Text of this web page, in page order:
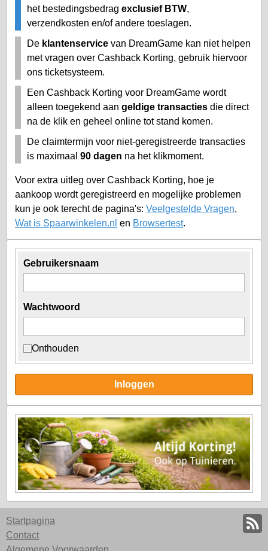
Gebruikersnaam
Wachtwoord
Onthouden
Inloggen
het bestedingsbedrag exclusief BTW,
verzendkosten en/of andere toeslagen.
De klantenservice van DreamGame kan niet helpen
met vragen over Cashback Korting, gebruik hiervoor
ons ticketsysteem.
Een Cashback Korting voor DreamGame wordt
alleen toegekend aan geldige transacties die direct
na de klik en geheel online tot stand komen.
De claimtermijn voor niet-geregistreerde transacties
is maximaal 90 dagen na het klikmoment.
Voor extra uitleg over Cashback Korting, hoe je
aankoop wordt geregistreerd en mogelijke problemen
kun je ook terecht de pagina's: Veelgestelde Vragen,
Wat is Spaarwinkelen.nl en Browsertest.
Startpagina
Contact